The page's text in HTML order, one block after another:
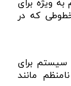
ویژه برای
که در
سیستم برای
مانند